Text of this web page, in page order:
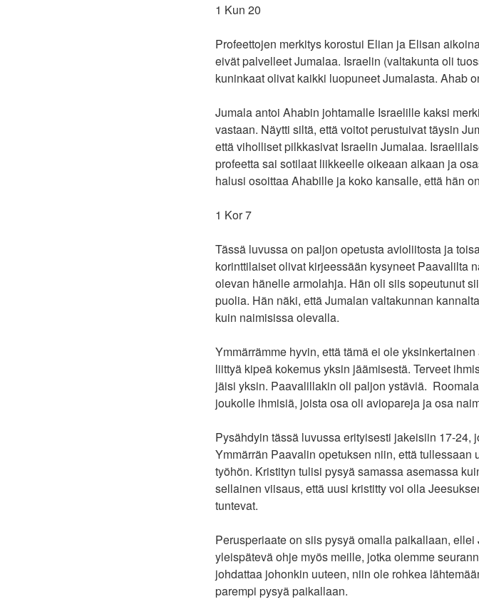
1 Kun 20
Profeettojen merkitys korostui Elian ja Elisan
eivät palvelleet Jumalaa. Israelin (valtakunta oli
kuninkaat olivat kaikki luopuneet Jumalasta. Ahab
Jumala antoi Ahabin johtamalle Israelille kaksi
vastaan. Näytti siltä, että voitot perustuivat täysin
että viholliset pilkkasivat Israelin Jumalaa.
profeetta sai sotilaat liikkeelle oikeaan aikaan ja
halusi osoittaa Ahabille ja koko kansalle, että hän
1 Kor 7
Tässä luvussa on paljon opetusta avioliitosta ja
korinttilaiset olivat kirjeessään kysyneet Paavalilta
olevan hänelle armolahja. Hän oli siis sopeutunut
puolia. Hän näki, että Jumalan valtakunnan
kuin naimisissa olevalla.
Ymmärrämme hyvin, että tämä ei ole
liittyä kipeä kokemus yksin jäämisestä. Terveet
jäisi yksin. Paavalillakin oli paljon ystäviä.
joukolle ihmisiä, joista osa oli aviopareja ja osa
Pysähdyin tässä luvussa erityisesti jakeisiin 17-
Ymmärrän Paavalin opetuksen niin, että
työhön. Kristityn tulisi pysyä samassa asemassa
sellainen viisaus, että uusi kristitty voi olla
tuntevat.
Perusperiaate on siis pysyä omalla paikallaan,
yleispätevä ohje myös meille, jotka olemme
johdattaa johonkin uuteen, niin ole rohkea
parempi pysyä paikallaan.